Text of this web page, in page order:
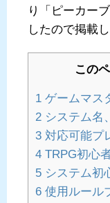
り「ピーカー
したので掲載し
この
1 ゲームマス
2 システム名
3 対応可能プ
4 TRPG初心
5 システム初
6 使用ルール